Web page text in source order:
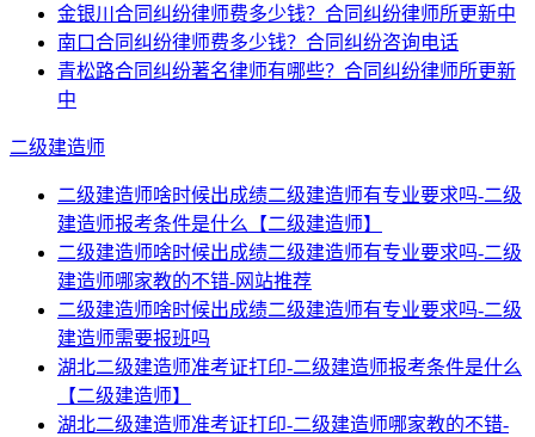
金银川合同纠纷律师费多少钱？合同纠纷律师所更新中
南口合同纠纷律师费多少钱？合同纠纷咨询电话
青松路合同纠纷著名律师有哪些？合同纠纷律师所更新
中
二级建造师
二级建造师啥时候出成绩二级建造师有专业要求吗-二级
建造师报考条件是什么【二级建造师】
二级建造师啥时候出成绩二级建造师有专业要求吗-二级
建造师哪家教的不错-网站推荐
二级建造师啥时候出成绩二级建造师有专业要求吗-二级
建造师需要报班吗
湖北二级建造师准考证打印-二级建造师报考条件是什么
【二级建造师】
湖北二级建造师准考证打印-二级建造师哪家教的不错-